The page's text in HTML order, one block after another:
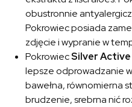
obustronnie
Pokrowiec posiada
zdjęcie i wypranie w
PokrowiecSilver Active
lepsze odprowadzanie
bawełna, równomierna
brudzenie, srebrna nić